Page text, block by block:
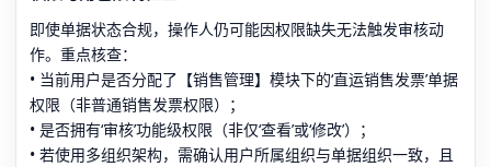
即使单据状态合规，操作人仍可能因权限缺失无法触发审核动
作。重点核查：
• 当前用户是否分配了【销售管理】模块下的‘直运销售发票’单据
权限（非普通销售发票权限）；
• 是否拥有‘审核’功能级权限（非仅‘查看’或‘修改’）；
• 若使用多组织架构，需确认用户所属组织与单据组织一致，且